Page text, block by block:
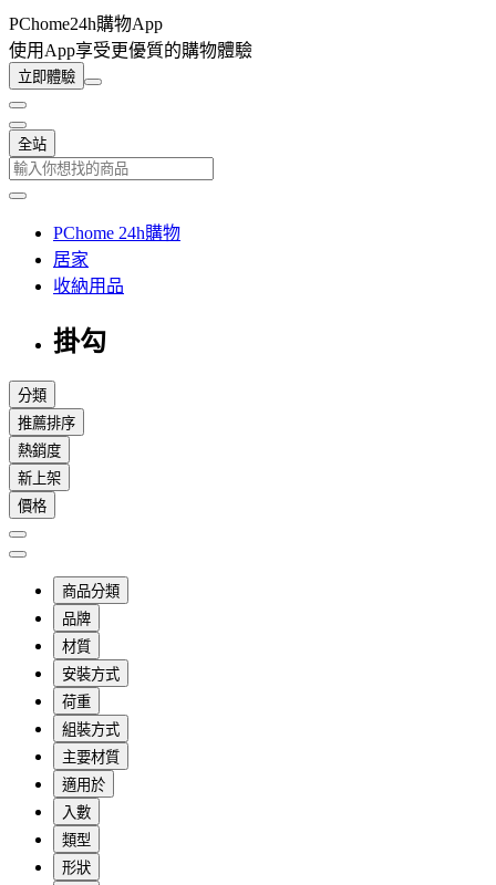
PChome24h購物App
使用App享受更優質的購物體驗
立即體驗
全站
PChome 24h購物
居家
收納用品
掛勾
分類
推薦排序
熱銷度
新上架
價格
商品分類
品牌
材質
安裝方式
荷重
組裝方式
主要材質
適用於
入數
類型
形狀